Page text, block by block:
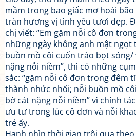
mầm trong bao giấc mơ hoài
tràn hương vị tình yêu tươi đẹp.
chị viết: “Em gặm nỗi cô đơn
những ngày không anh mật
buồn mồ côi cuốn trào bọt sóng/
nặng nỗi niềm”, thì có những
sắc: “gặm nỗi cô đơn trong đêm
thành nhức nhối; nỗi buồn mồ
bờ cát nặng nỗi niềm” vì chính
ưu tư trong lúc cô đơn và nỗi
trẻ ấy.